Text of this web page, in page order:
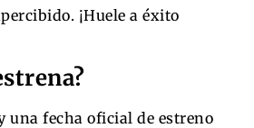
¡Huele a éxito
una fecha oficial de estreno